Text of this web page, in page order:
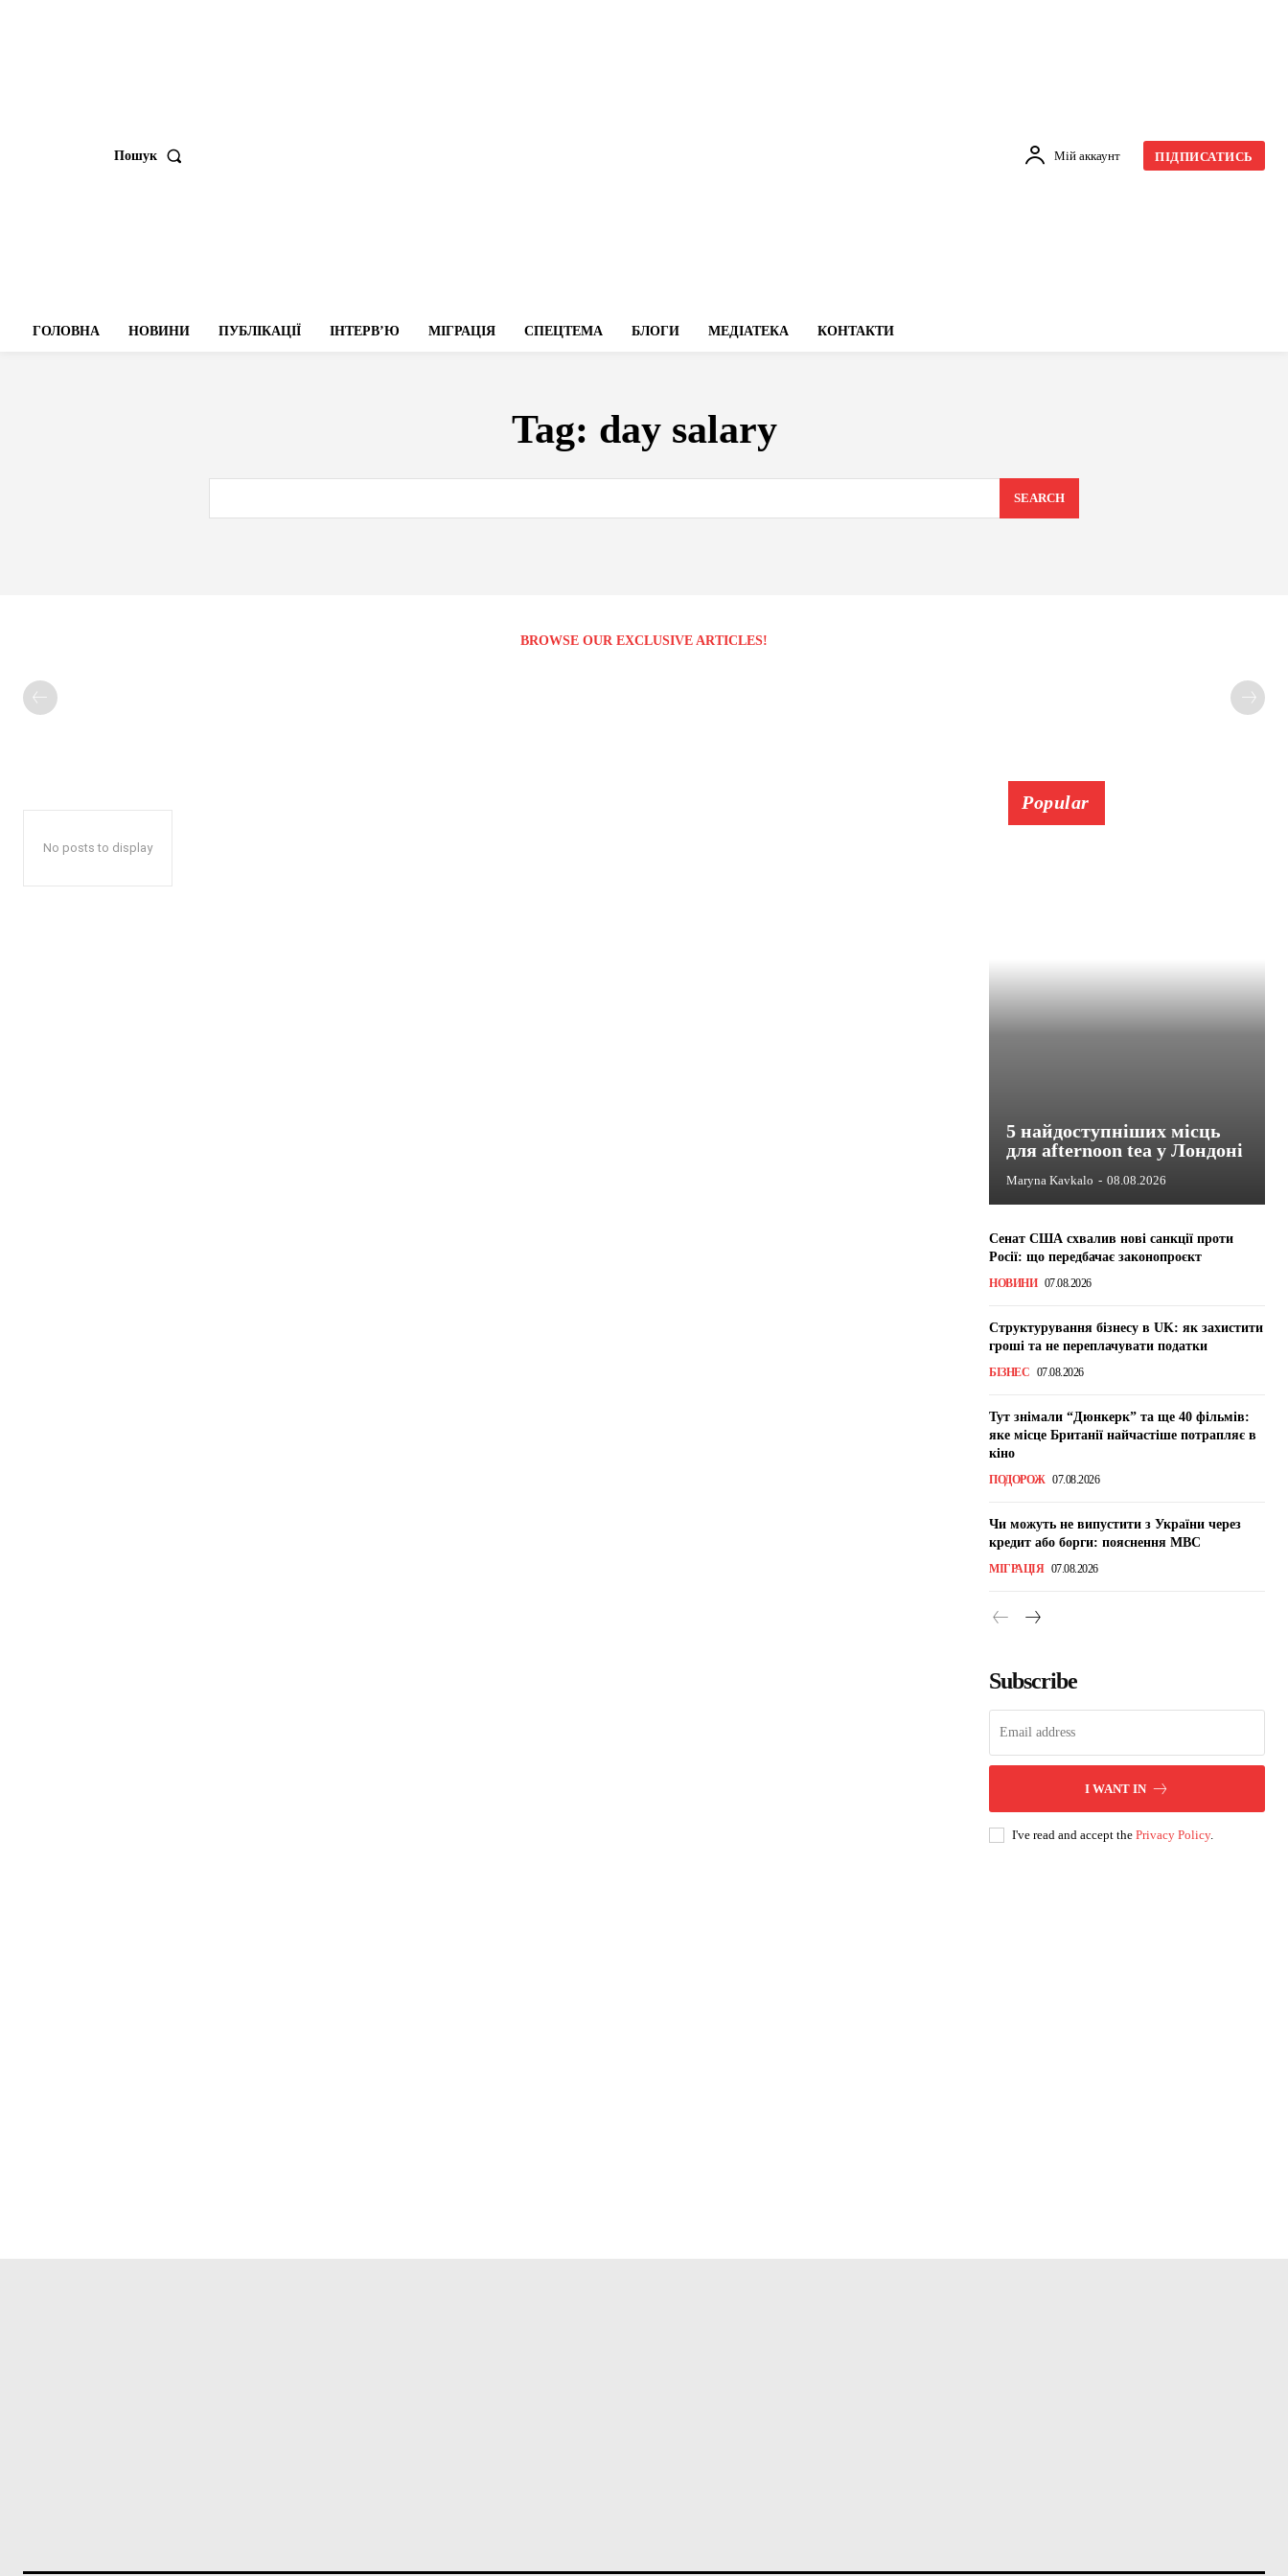
Пошук Мій аккаунт ПІДПИСАТИСЬ
ГОЛОВНА НОВИНИ ПУБЛІКАЦІЇ ІНТЕРВʼЮ МІГРАЦІЯ СПЕЦТЕМА БЛОГИ МЕДІАТЕКА КОНТАКТИ
Tag: day salary
SEARCH
BROWSE OUR EXCLUSIVE ARTICLES!
No posts to display
Popular
5 найдоступніших місць
для afternoon tea у Лондоні
Maryna Kavkalo - 08.08.2026
Сенат США схвалив нові санкції проти
Росії: що передбачає законопроєкт
НОВИНИ 07.08.2026
Структурування бізнесу в UK: як захистити
гроші та не переплачувати податки
БІЗНЕС 07.08.2026
Тут знімали “Дюнкерк” та ще 40 фільмів:
яке місце Британії найчастіше потрапляє в
кіно
ПОДОРОЖ 07.08.2026
Чи можуть не випустити з України через
кредит або борги: пояснення МВС
МІГРАЦІЯ 07.08.2026
Subscribe
I WANT IN
I've read and accept the Privacy Policy.